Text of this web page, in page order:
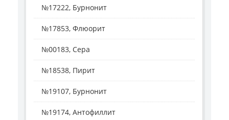
№17222, Бурнонит
№17853, Флюорит
№00183, Сера
№18538, Пирит
№19107, Бурнонит
№19174, Антофиллит